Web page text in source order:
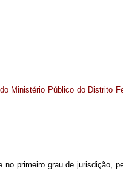
Ministério Público do Distrito
primeiro grau de jurisdição,